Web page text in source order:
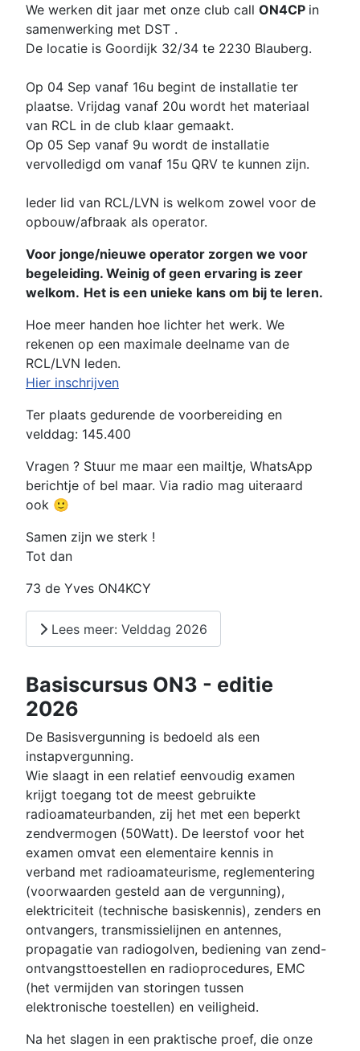
We werken dit jaar met onze club call ON4CP in
samenwerking met DST .
De locatie is Goordijk 32/34 te 2230 Blauberg.
Op 04 Sep vanaf 16u begint de installatie ter
plaatse. Vrijdag vanaf 20u wordt het materiaal
van RCL in de club klaar gemaakt.
Op 05 Sep vanaf 9u wordt de installatie
vervolledigd om vanaf 15u QRV te kunnen zijn.
Ieder lid van RCL/LVN is welkom zowel voor de
opbouw/afbraak als operator.
Voor jonge/nieuwe operator zorgen we voor
begeleiding. Weinig of geen ervaring is zeer
welkom. Het is een unieke kans om bij te leren.
Hoe meer handen hoe lichter het werk. We
rekenen op een maximale deelname van de
RCL/LVN leden.
Hier inschrijven
Ter plaats gedurende de voorbereiding en
velddag: 145.400
Vragen ? Stuur me maar een mailtje, WhatsApp
berichtje of bel maar. Via radio mag uiteraard
ook 🙂
Samen zijn we sterk !
Tot dan
73 de Yves ON4KCY
Lees meer: Velddag 2026
Basiscursus ON3 - editie
2026
De Basisvergunning is bedoeld als een
instapvergunning.
Wie slaagt in een relatief eenvoudig examen
krijgt toegang tot de meest gebruikte
radioamateurbanden, zij het met een beperkt
zendvermogen (50Watt). De leerstof voor het
examen omvat een elementaire kennis in
verband met radioamateurisme, reglementering
(voorwaarden gesteld aan de vergunning),
elektriciteit (technische basiskennis), zenders en
ontvangers, transmissielijnen en antennes,
propagatie van radiogolven, bediening van zend-
ontvangsttoestellen en radioprocedures, EMC
(het vermijden van storingen tussen
elektronische toestellen) en veiligheid.
Na het slagen in een praktische proef, die onze